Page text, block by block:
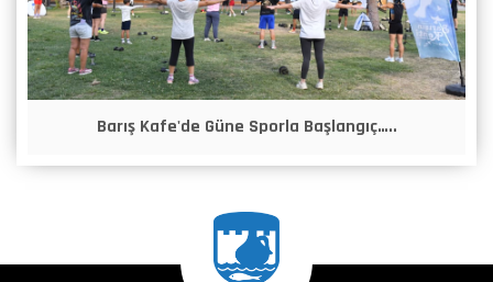
Barış Kafe'de Güne Sporla Başlangıç…..